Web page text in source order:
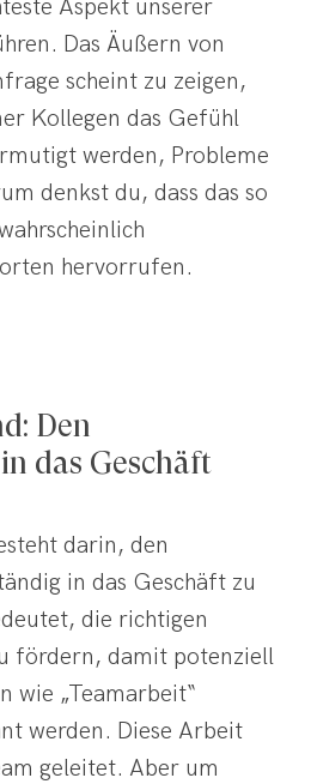
Aspekt unserer
Das Äußern von
scheint zu zeigen,
Kollegen das Gefühl
werden, Probleme
denkst du, dass das so
hervorrufen.
Den
das Geschäft
darin, den
in das Geschäft zu
die richtigen
fördern, damit potenziell
wie „Teamarbeit“
werden. Diese Arbeit
geleitet. Aber um